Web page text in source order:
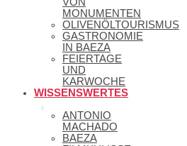
MONUMENTEN
OLIVENÖLTOURISMUS
GASTRONOMIE
IN BAEZA
FEIERTAGE
UND
KARWOCHE
WISSENSWERTES
ANTONIO
MACHADO
BAEZA